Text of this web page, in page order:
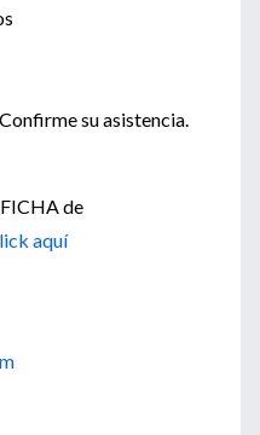
su asistencia.
de
aquí